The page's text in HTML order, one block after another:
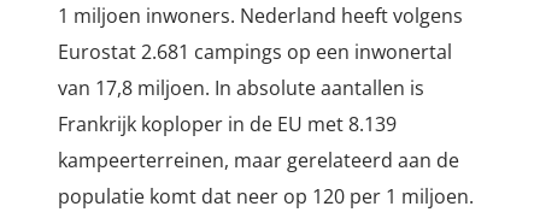
1 miljoen inwoners. Nederland heeft volgens
Eurostat 2.681 campings op een inwonertal
van 17,8 miljoen. In absolute aantallen is
Frankrijk koploper in de EU met 8.139
kampeerterreinen, maar gerelateerd aan de
populatie komt dat neer op 120 per 1 miljoen.